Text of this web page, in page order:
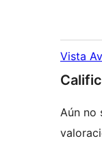
Vista
Aún no